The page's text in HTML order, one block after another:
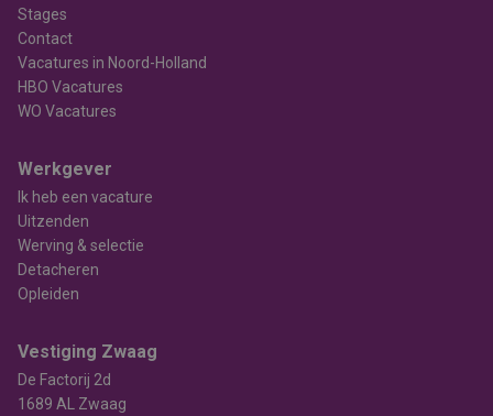
Stages
Contact
Vacatures in Noord-Holland
HBO Vacatures
WO Vacatures
Werkgever
Ik heb een vacature
Uitzenden
Werving & selectie
Detacheren
Opleiden
Vestiging Zwaag
De Factorij 2d
1689 AL Zwaag